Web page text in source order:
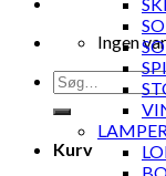
Ingen
Søg
efter:
Kurv